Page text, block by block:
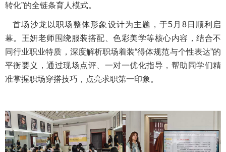
转化”的全链条育人模式。
首场沙龙以职场整体形象设计为主题，于5月8日顺利启
幕。王妍老师围绕服装搭配、色彩美学等核心内容，结合不
同行业职业特质，深度解析职场着装“得体规范与个性表达”的
平衡要义，通过现场点评、一对一优化指导，帮助同学们精
准掌握职场穿搭技巧，点亮求职第一印象。